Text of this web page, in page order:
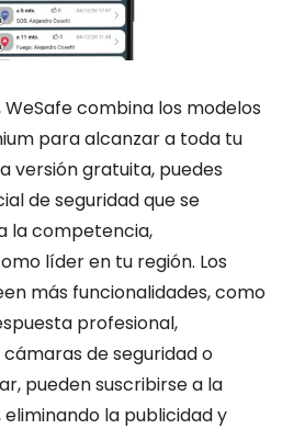
combina los modelos
para alcanzar a toda tu
versión gratuita, puedes
de seguridad que se
la competencia,
líder en tu región. Los
más funcionalidades, como
profesional,
cámaras de seguridad o
pueden suscribirse a la
la publicidad y